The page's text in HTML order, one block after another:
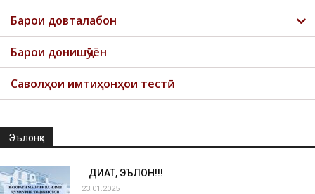
Барои довталабон
Барои донишҷӯён
Саволҳои имтиҳонҳои тестӣ
Эълонҳо
ДИҚҚАТ, ЭЪЛОН!!!
23.01.2025